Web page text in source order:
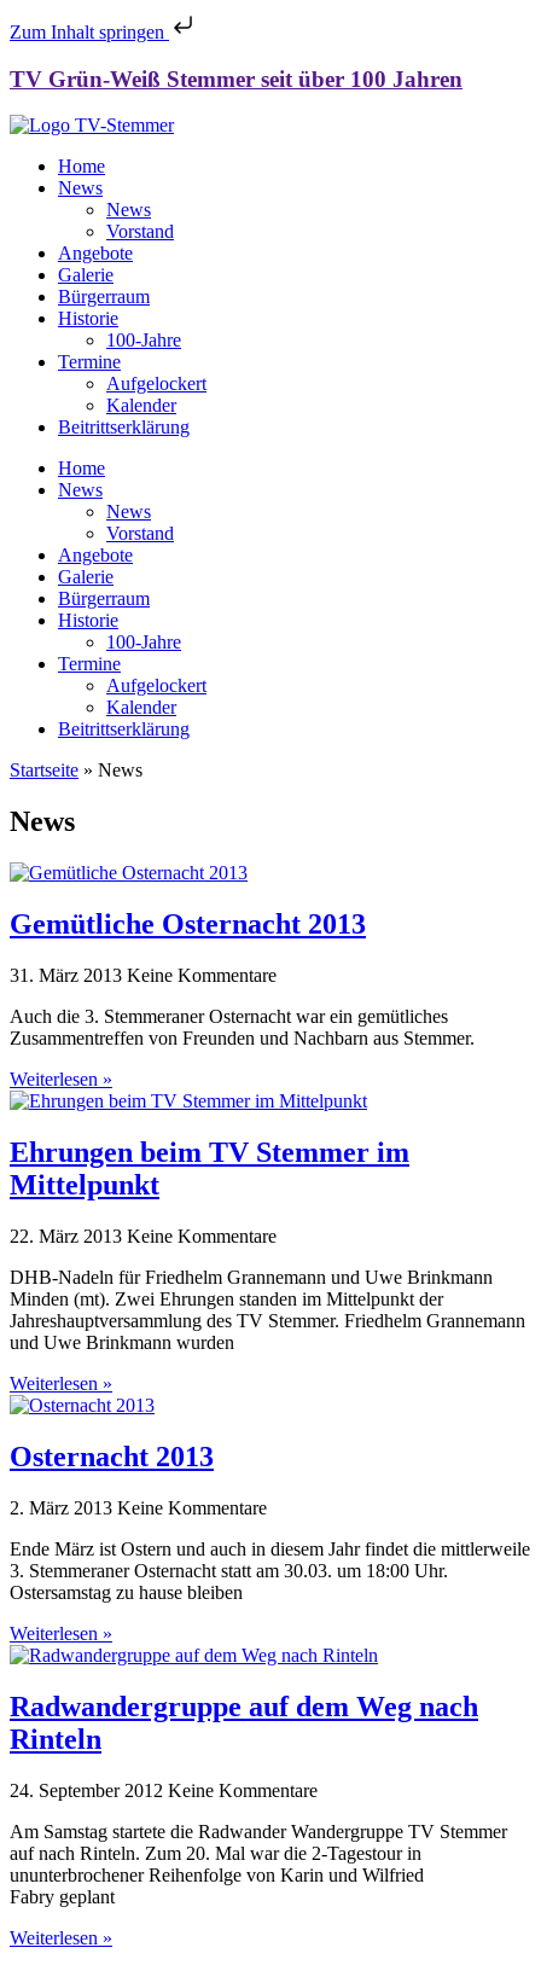
Zum Inhalt springen
TV Grün-Weiß Stemmer seit über 100 Jahren
Home
News
News
Vorstand
Angebote
Galerie
Bürgerraum
Historie
100-Jahre
Termine
Aufgelockert
Kalender
Beitrittserklärung
Home
News
News
Vorstand
Angebote
Galerie
Bürgerraum
Historie
100-Jahre
Termine
Aufgelockert
Kalender
Beitrittserklärung
Startseite » News
News
Gemütliche Osternacht 2013
31. März 2013 Keine Kommentare
Auch die 3. Stemmeraner Osternacht war ein gemütliches
Zusammentreffen von Freunden und Nachbarn aus Stemmer.
Weiterlesen »
Ehrungen beim TV Stemmer im
Mittelpunkt
22. März 2013 Keine Kommentare
DHB-Nadeln für Friedhelm Grannemann und Uwe Brinkmann
Minden (mt). Zwei Ehrungen standen im Mittelpunkt der
Jahreshauptversammlung des TV Stemmer. Friedhelm Grannemann
und Uwe Brinkmann wurden
Weiterlesen »
Osternacht 2013
2. März 2013 Keine Kommentare
Ende März ist Ostern und auch in diesem Jahr findet die mittlerweile
3. Stemmeraner Osternacht statt am 30.03. um 18:00 Uhr.
Ostersamstag zu hause bleiben
Weiterlesen »
Radwandergruppe auf dem Weg nach
Rinteln
24. September 2012 Keine Kommentare
Am Samstag startete die Radwander Wandergruppe TV Stemmer
auf nach Rinteln. Zum 20. Mal war die 2-Tagestour in
ununterbrochener Reihenfolge von Karin und Wilfried
Fabry geplant
Weiterlesen »